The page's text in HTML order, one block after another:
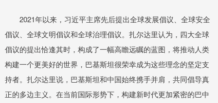
2021年以来，习近平主席先后提出全球发展倡议、全球安全
倡议、全球文明倡议和全球治理倡议。扎尔达里认为，四大全球
倡议的提出恰逢其时，构成了一幅高瞻远瞩的蓝图，将推动人类
构建一个更美好的世界，巴基斯坦很荣幸成为这些理念的坚定支
持者。扎尔达里说，巴基斯坦和中国始终携手并肩，共同倡导真
正的多边主义。在当前国际形势下，构建新时代更加紧密的巴中